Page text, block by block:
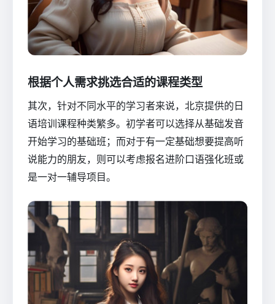
根据个人需求挑选合适的课程类型
其次，针对不同水平的学习者来说，北京提供的日
语培训课程种类繁多。初学者可以选择从基础发音
开始学习的基础班；而对于有一定基础想要提高听
说能力的朋友，则可以考虑报名进阶口语强化班或
是一对一辅导项目。